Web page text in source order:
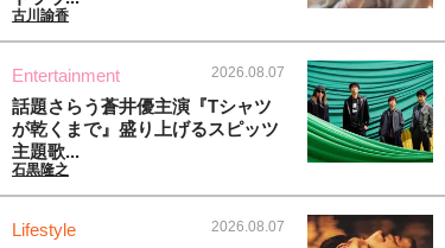
古川諭香
Entertainment 2026.08.07
話題さらう蒼井優主演『Tシャツ
が乾くまで』盛り上げるスピッツ
主題歌...
石黒隆之
Lifestyle 2026.08.07